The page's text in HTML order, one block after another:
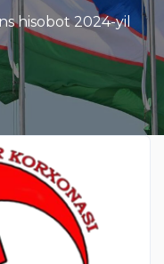
hisobot 2024-yil